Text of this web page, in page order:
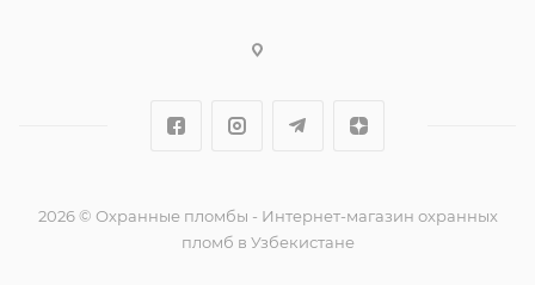
2026 © Охранные пломбы - Интернет-магазин охранных
пломб в Узбекистане